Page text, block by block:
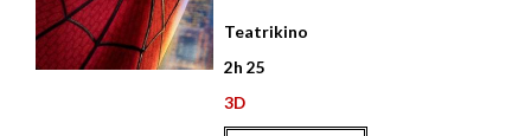
Teatrikino
2h 25
3D